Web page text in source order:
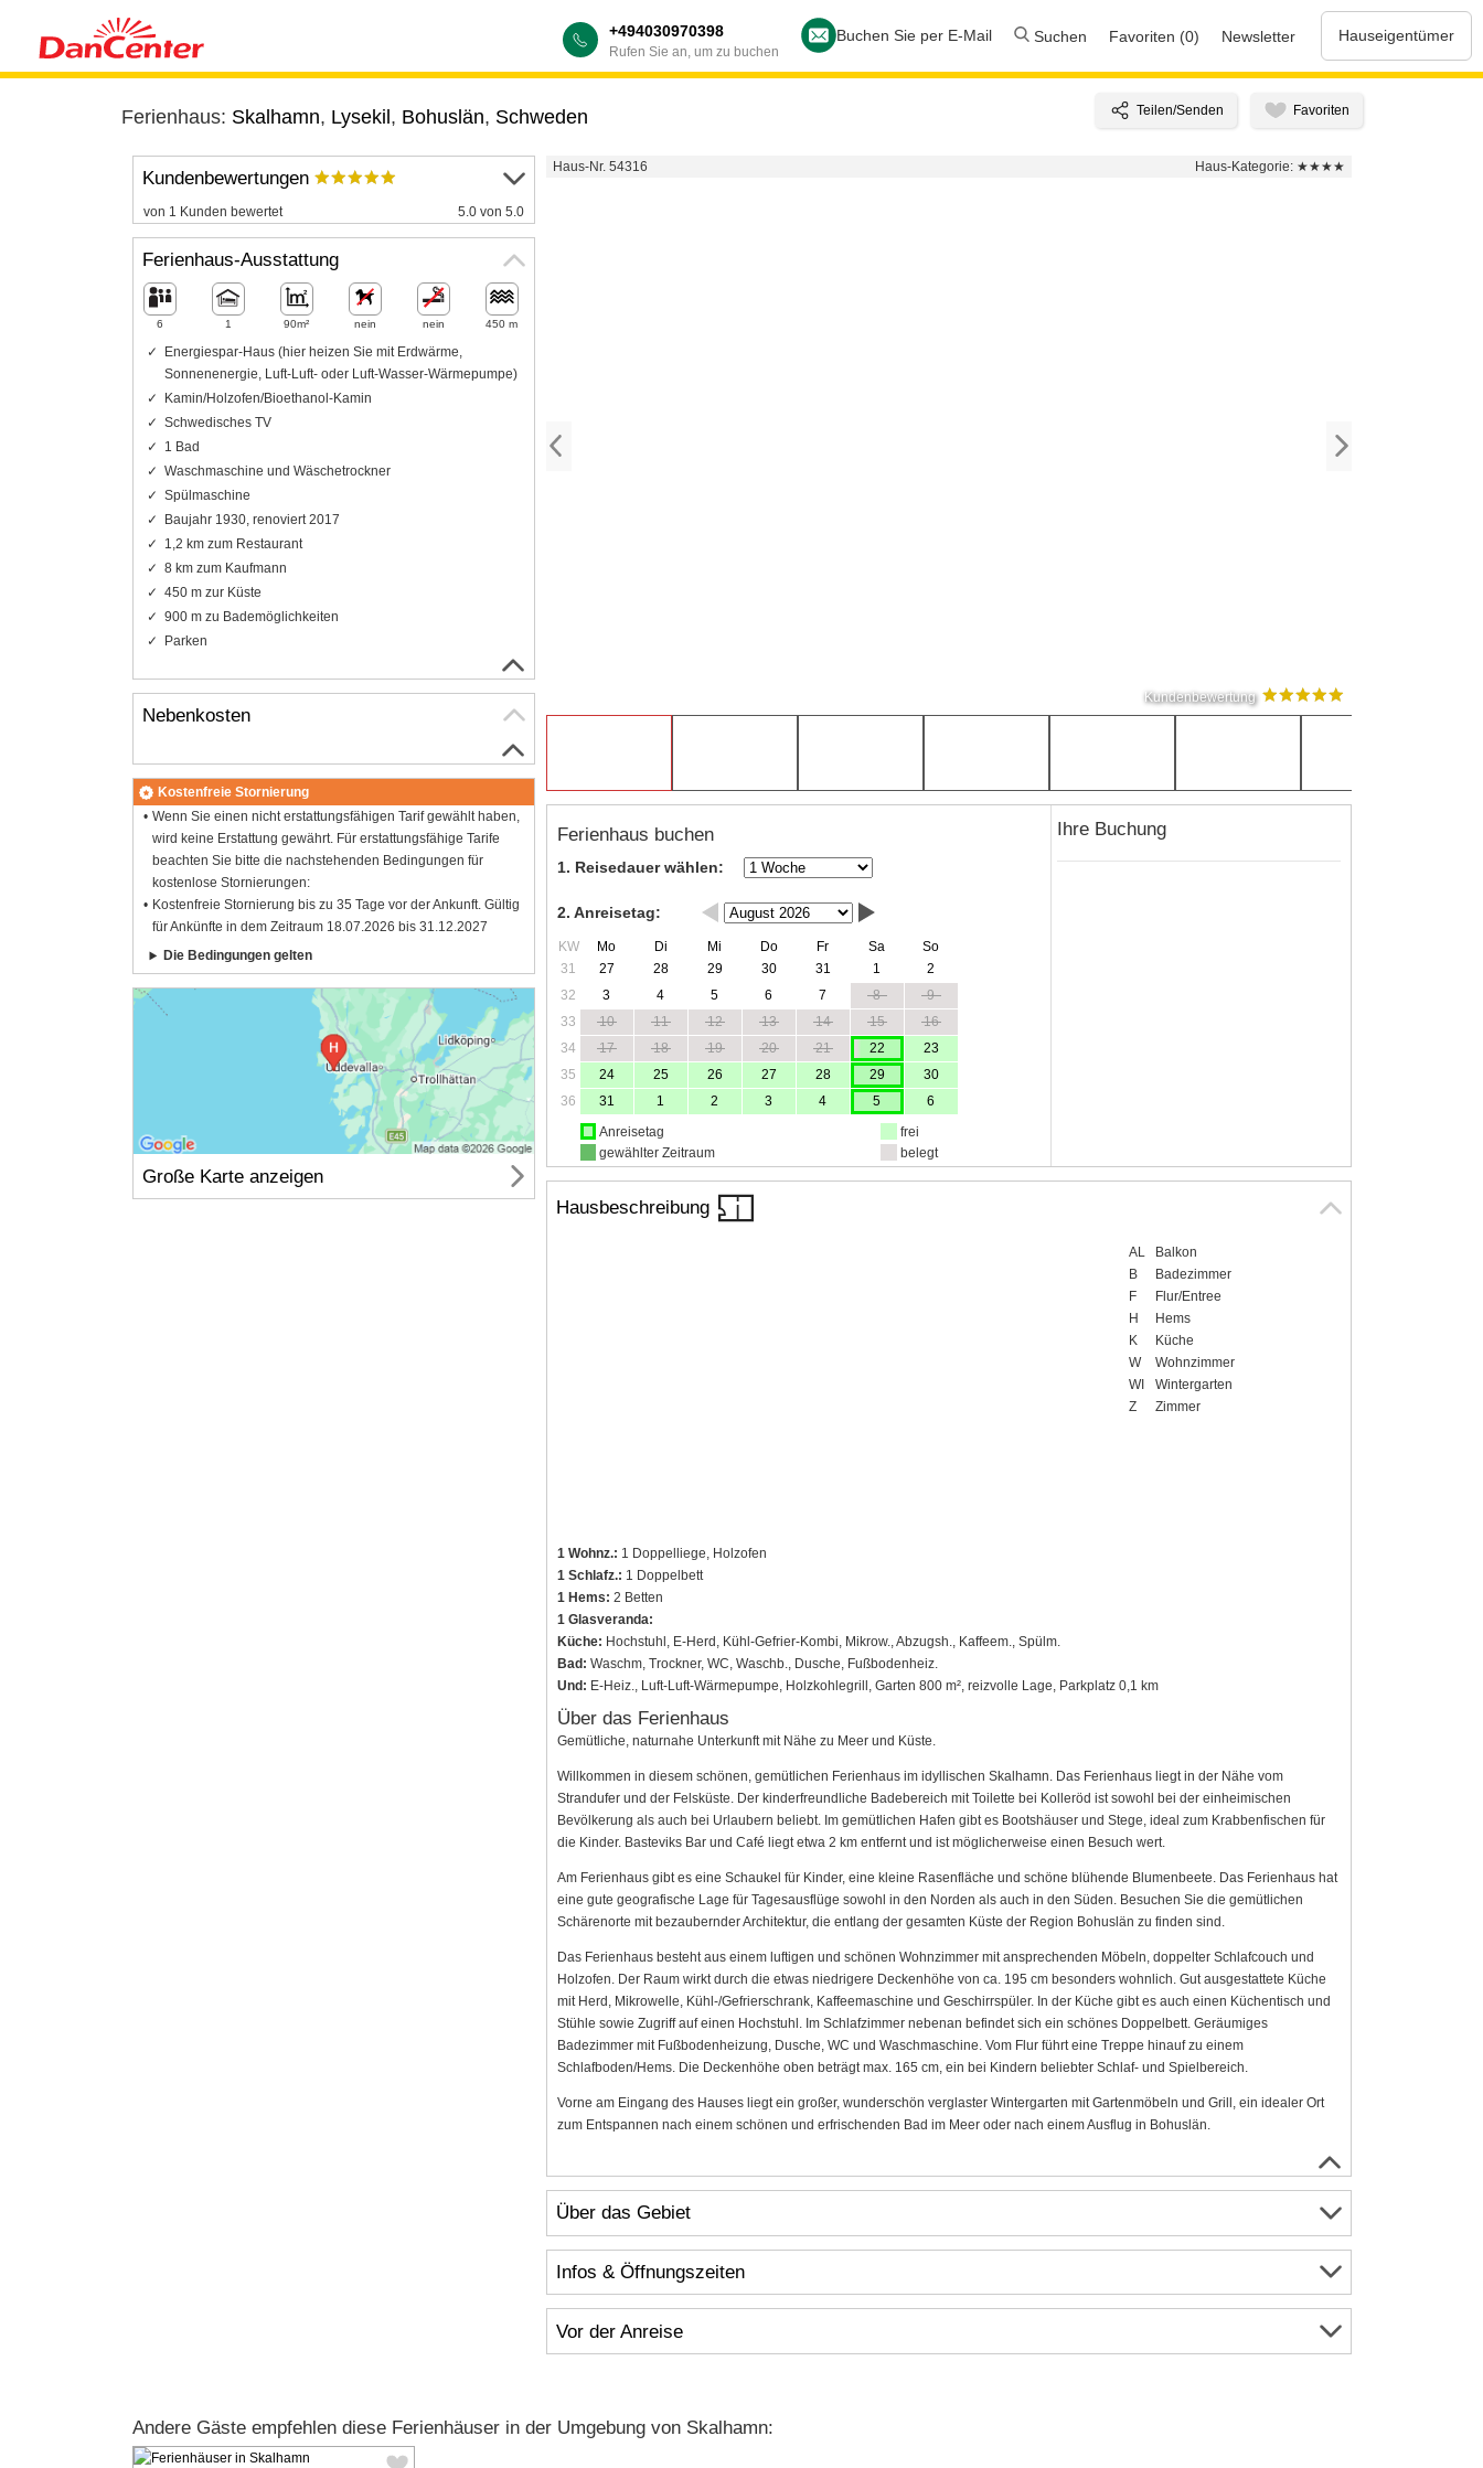
+494030970398
Rufen Sie an, um zu buchen
Buchen Sie per E-Mail Suchen Favoriten (0) Newsletter Hauseigentümer
Ferienhaus: Skalhamn, Lysekil , Bohuslän, Schweden
Haus-Nr. 54316 Haus-Kategorie: ★★★★
Kundenbewertung
Ferienhaus buchen
1. Reisedauer wählen:
2. Anreisetag:
KW Mo Di Mi Do Fr Sa
So
31
27 28 29 30 31 1
2
32
3 4 5 6 7 8
9
33
10 11 12 13 14 15
16
34
17 18 19 20 21 22
23
35
24 25 26 27 28 29
30
36
31 1 2 3 4 5
6
Anreisetag
gewählter Zeitraum
frei
belegt
Ihre Buchung
Hausbeschreibung
AL
Balkon
B
Badezimmer
F
Flur/Entree
H
Hems
K
Küche
W
Wohnzimmer
WI
Wintergarten
Z
Zimmer
1 Wohnz.: 1 Doppelliege, Holzofen
1 Schlafz.: 1 Doppelbett
1 Hems: 2 Betten
1 Glasveranda:
Küche: Hochstuhl, E-Herd, Kühl-Gefrier-Kombi, Mikrow., Abzugsh., Kaffeem., Spülm.
Bad: Waschm, Trockner, WC, Waschb., Dusche, Fußbodenheiz.
Und: E-Heiz., Luft-Luft-Wärmepumpe, Holzkohlegrill, Garten 800 m², reizvolle Lage, Parkplatz 0,1 km
Über das Ferienhaus
Gemütliche, naturnahe Unterkunft mit Nähe zu Meer und Küste.
Willkommen in diesem schönen, gemütlichen Ferienhaus im idyllischen Skalhamn. Das Ferienhaus liegt in der Nähe vom
Strandufer und der Felsküste. Der kinderfreundliche Badebereich mit Toilette bei Kolleröd ist sowohl bei der einheimischen
Bevölkerung als auch bei Urlaubern beliebt. Im gemütlichen Hafen gibt es Bootshäuser und Stege, ideal zum Krabbenfischen für
die Kinder. Basteviks Bar und Café liegt etwa 2 km entfernt und ist möglicherweise einen Besuch wert.
Am Ferienhaus gibt es eine Schaukel für Kinder, eine kleine Rasenfläche und schöne blühende Blumenbeete. Das Ferienhaus hat
eine gute geografische Lage für Tagesausflüge sowohl in den Norden als auch in den Süden. Besuchen Sie die gemütlichen
Schärenorte mit bezaubernder Architektur, die entlang der gesamten Küste der Region Bohuslän zu finden sind.
Das Ferienhaus besteht aus einem luftigen und schönen Wohnzimmer mit ansprechenden Möbeln, doppelter Schlafcouch und
Holzofen. Der Raum wirkt durch die etwas niedrigere Deckenhöhe von ca. 195 cm besonders wohnlich. Gut ausgestattete Küche
mit Herd, Mikrowelle, Kühl-/Gefrierschrank, Kaffeemaschine und Geschirrspüler. In der Küche gibt es auch einen Küchentisch und
Stühle sowie Zugriff auf einen Hochstuhl. Im Schlafzimmer nebenan befindet sich ein schönes Doppelbett. Geräumiges
Badezimmer mit Fußbodenheizung, Dusche, WC und Waschmaschine. Vom Flur führt eine Treppe hinauf zu einem
Schlafboden/Hems. Die Deckenhöhe oben beträgt max. 165 cm, ein bei Kindern beliebter Schlaf- und Spielbereich.
Vorne am Eingang des Hauses liegt ein großer, wunderschön verglaster Wintergarten mit Gartenmöbeln und Grill, ein idealer Ort
zum Entspannen nach einem schönen und erfrischenden Bad im Meer oder nach einem Ausflug in Bohuslän.
Über das Gebiet
Infos & Öffnungszeiten
Vor der Anreise
Kundenbewertungen
von 1 Kunden bewertet 5.0 von 5.0
Ferienhaus-Ausstattung
6 1 90m² nein nein 450 m
Energiespar-Haus (hier heizen Sie mit Erdwärme,
Sonnenenergie, Luft-Luft- oder Luft-Wasser-Wärmepumpe)
Kamin/Holzofen/Bioethanol-Kamin
Schwedisches TV
1 Bad
Waschmaschine und Wäschetrockner
Spülmaschine
Baujahr 1930, renoviert 2017
1,2 km zum Restaurant
8 km zum Kaufmann
450 m zur Küste
900 m zu Bademöglichkeiten
Parken
Nebenkosten
Kostenfreie Stornierung
Wenn Sie einen nicht erstattungsfähigen Tarif gewählt haben,
wird keine Erstattung gewährt. Für erstattungsfähige Tarife
beachten Sie bitte die nachstehenden Bedingungen für
kostenlose Stornierungen:
Kostenfreie Stornierung bis zu 35 Tage vor der Ankunft. Gültig
für Ankünfte in dem Zeitraum 18.07.2026 bis 31.12.2027
Die Bedingungen gelten
Große Karte anzeigen
Andere Gäste empfehlen diese Ferienhäuser in der Umgebung von Skalhamn: